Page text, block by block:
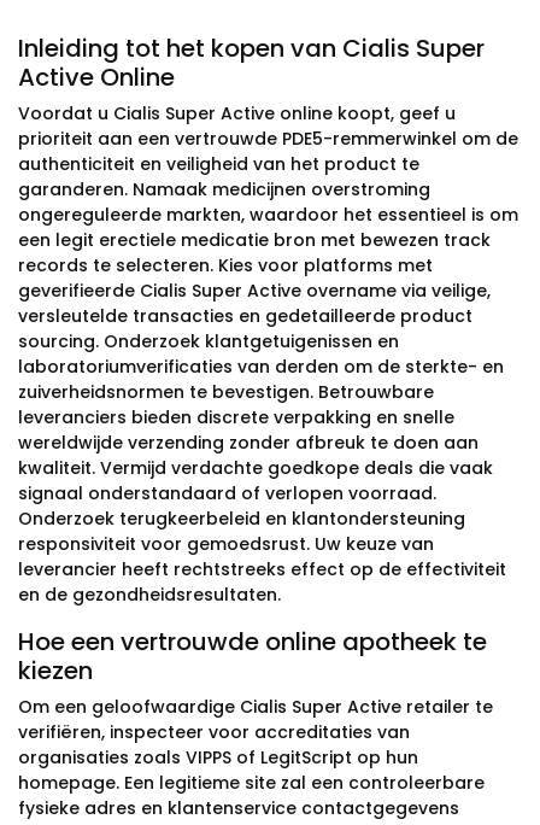
Inleiding tot het kopen van Cialis Super
Active Online
Voordat u Cialis Super Active online koopt, geef u
prioriteit aan een vertrouwde PDE5-remmerwinkel om de
authenticiteit en veiligheid van het product te
garanderen. Namaak medicijnen overstroming
ongereguleerde markten, waardoor het essentieel is om
een legit erectiele medicatie bron met bewezen track
records te selecteren. Kies voor platforms met
geverifieerde Cialis Super Active overname via veilige,
versleutelde transacties en gedetailleerde product
sourcing. Onderzoek klantgetuigenissen en
laboratoriumverificaties van derden om de sterkte- en
zuiverheidsnormen te bevestigen. Betrouwbare
leveranciers bieden discrete verpakking en snelle
wereldwijde verzending zonder afbreuk te doen aan
kwaliteit. Vermijd verdachte goedkope deals die vaak
signaal onderstandaard of verlopen voorraad.
Onderzoek terugkeerbeleid en klantondersteuning
responsiviteit voor gemoedsrust. Uw keuze van
leverancier heeft rechtstreeks effect op de effectiviteit
en de gezondheidsresultaten.
Hoe een vertrouwde online apotheek te
kiezen
Om een geloofwaardige Cialis Super Active retailer te
verifiëren, inspecteer voor accreditaties van
organisaties zoals VIPPS of LegitScript op hun
homepage. Een legitieme site zal een controleerbare
fysieke adres en klantenservice contactgegevens